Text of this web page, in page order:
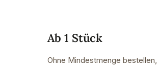
Ab 1 Stück
Ohne Mindestmenge